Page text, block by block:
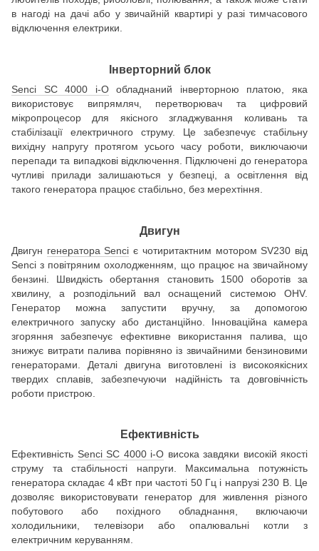
в нагоді на дачі або у звичайній квартирі у разі тимчасового
відключення електрики.
Інверторний блок
Senci SC 4000 i-Oобладнаний інверторною платою, яка
використовує випрямляч, перетворювач та цифровий
мікропроцесор для якісного згладжування коливань та
стабілізації електричного струму. Це забезпечує стабільну
вихідну напругу протягом усього часу роботи, виключаючи
перепади та випадкові відключення. Підключені до генератора
чутливі прилади залишаються у безпеці, а освітлення від
такого генератора працює стабільно, без мерехтіння.
Двигун
Двигун генератора Senci є чотиритактним мотором SV230 від
Senci з повітряним охолодженням, що працює на звичайному
бензині. Швидкість обертання становить 1500 оборотів за
хвилину, а розподільний вал оснащений системою OHV.
Генератор можна запустити вручну, за допомогою
електричного запуску або дистанційно. Інноваційна камера
згоряння забезпечує ефективне використання палива, що
знижує витрати палива порівняно із звичайними бензиновими
генераторами. Деталі двигуна виготовлені із високоякісних
твердих сплавів, забезпечуючи надійність та довговічність
роботи пристрою.
Ефективність
Ефективність Senci SC 4000 i-O висока завдяки високій якості
струму та стабільності напруги. Максимальна потужність
генератора складає 4 кВт при частоті 50 Гц і напрузі 230 В. Це
дозволяє використовувати генератор для живлення різного
побутового або похідного обладнання, включаючи
холодильники, телевізори або опалювальні котли з
електричним керуванням.